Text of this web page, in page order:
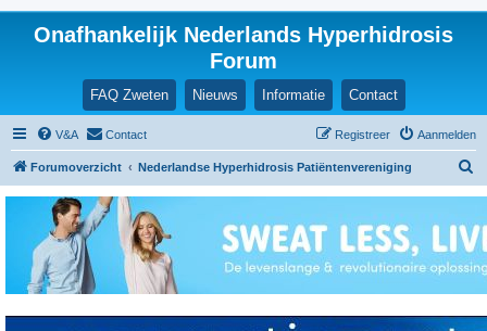
Onafhankelijk Nederlands Hyperhidrosis
Forum
FAQ Zweten Nieuws Informatie Contact
V&A Contact Aanmelden
Registreer
Forumoverzicht Nederlandse Hyperhidrosis Patiëntenvereniging
k